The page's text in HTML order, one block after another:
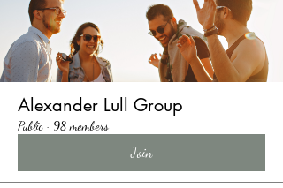
Alexander Lull Group
Public · 98 members
Join